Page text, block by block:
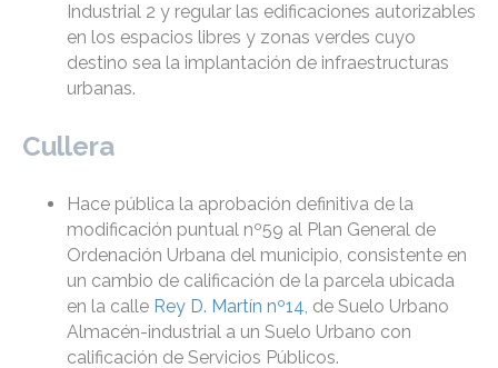
Industrial 2 y regular las edificaciones autorizables
en los espacios libres y zonas verdes cuyo
destino sea la implantación de infraestructuras
urbanas.
Cullera
Hace pública la aprobación definitiva de la
modificación puntual nº59 al Plan General de
Ordenación Urbana del municipio, consistente en
un cambio de calificación de la parcela ubicada
en la calle Rey D. Martín nº14, de Suelo Urbano
Almacén-industrial a un Suelo Urbano con
calificación de Servicios Públicos.